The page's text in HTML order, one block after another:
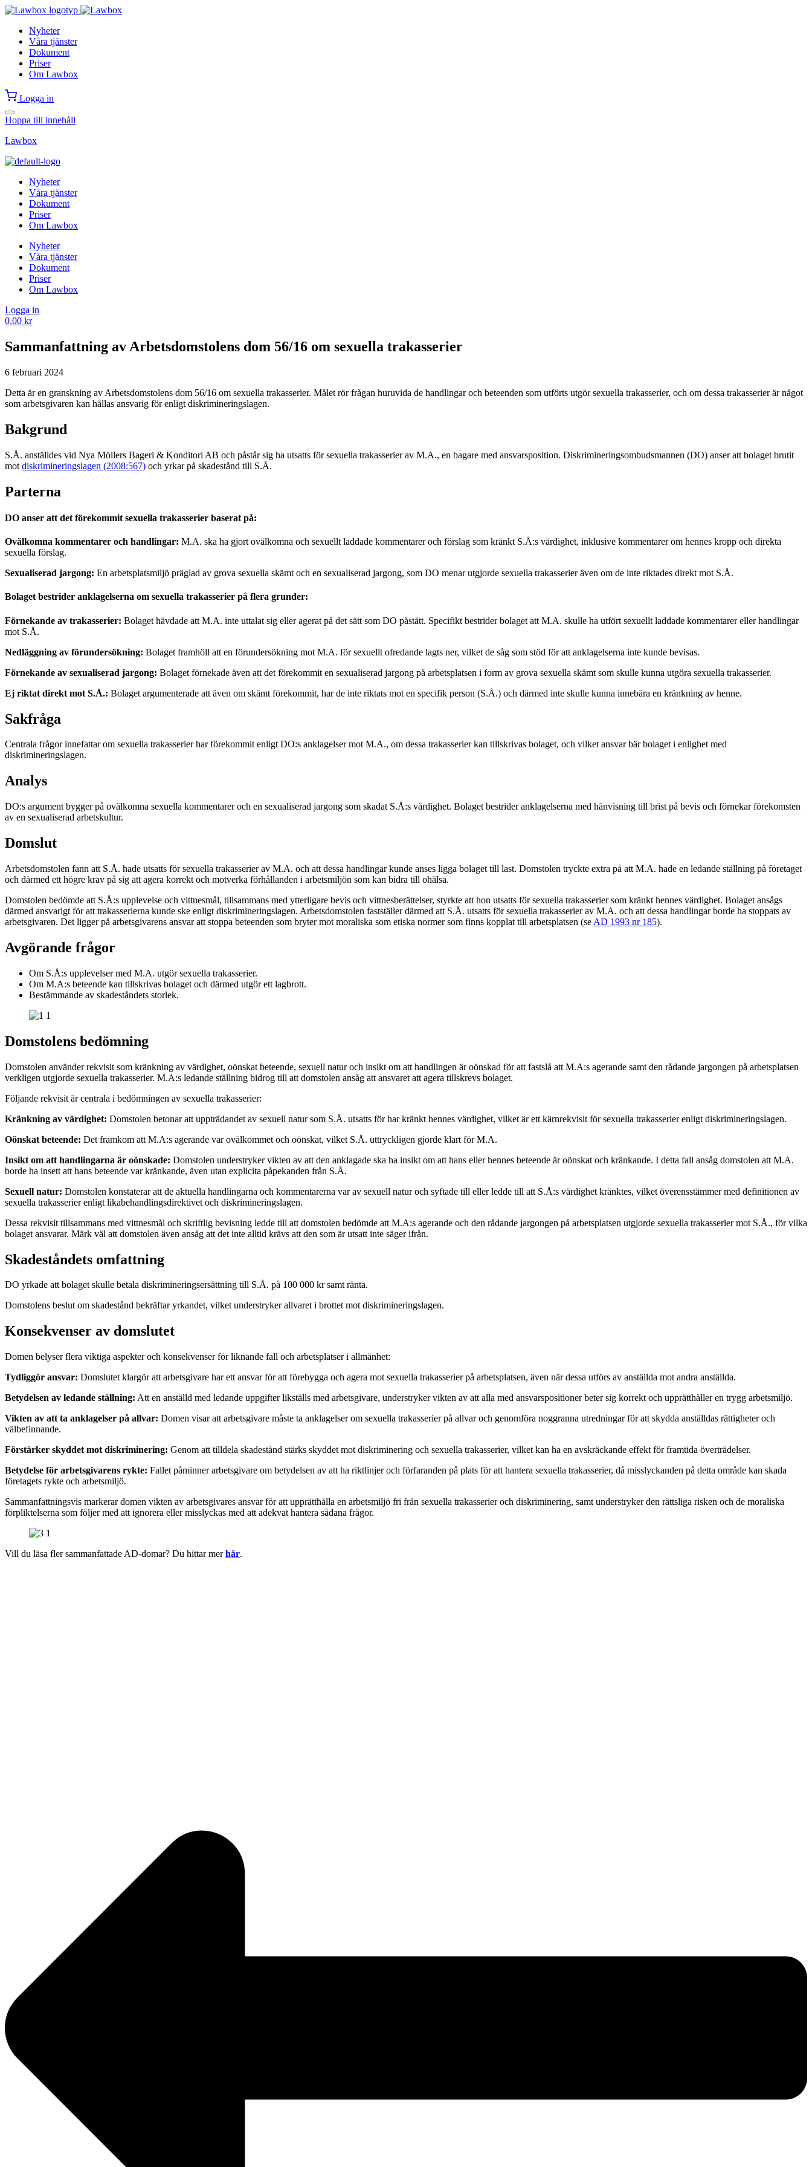
Nyheter
Våra tjänster
Dokument
Priser
Om Lawbox
Logga in
Hoppa till innehåll
Lawbox
Nyheter
Våra tjänster
Dokument
Priser
Om Lawbox
Nyheter
Våra tjänster
Dokument
Priser
Om Lawbox
Logga in
0,00 kr
Sammanfattning av Arbetsdomstolens dom 56/16 om sexuella trakasserier
6 februari 2024
Detta är en granskning av Arbetsdomstolens dom 56/16 om sexuella trakasserier. Målet rör frågan huruvida de handlingar och beteenden som utförts utgör sexuella trakasserier, och om dessa trakasserier är något
som arbetsgivaren kan hållas ansvarig för enligt diskrimineringslagen.
Bakgrund
S.Å. anställdes vid Nya Möllers Bageri & Konditori AB och påstår sig ha utsatts för sexuella trakasserier av M.A., en bagare med ansvarsposition. Diskrimineringsombudsmannen (DO) anser att bolaget brutit
mot diskrimineringslagen (2008:567) och yrkar på skadestånd till S.Å.
Parterna
DO anser att det förekommit sexuella trakasserier baserat på:
Ovälkomna kommentarer och handlingar: M.A. ska ha gjort ovälkomna och sexuellt laddade kommentarer och förslag som kränkt S.Å:s värdighet, inklusive kommentarer om hennes kropp och direkta
sexuella förslag.
Sexualiserad jargong: En arbetsplatsmiljö präglad av grova sexuella skämt och en sexualiserad jargong, som DO menar utgjorde sexuella trakasserier även om de inte riktades direkt mot S.Å.
Bolaget bestrider anklagelserna om sexuella trakasserier på flera grunder:
Förnekande av trakasserier: Bolaget hävdade att M.A. inte uttalat sig eller agerat på det sätt som DO påstått. Specifikt bestrider bolaget att M.A. skulle ha utfört sexuellt laddade kommentarer eller handlingar
mot S.Å.
Nedläggning av förundersökning: Bolaget framhöll att en förundersökning mot M.A. för sexuellt ofredande lagts ner, vilket de såg som stöd för att anklagelserna inte kunde bevisas.
Förnekande av sexualiserad jargong: Bolaget förnekade även att det förekommit en sexualiserad jargong på arbetsplatsen i form av grova sexuella skämt som skulle kunna utgöra sexuella trakasserier.
Ej riktat direkt mot S.Å.: Bolaget argumenterade att även om skämt förekommit, har de inte riktats mot en specifik person (S.Å.) och därmed inte skulle kunna innebära en kränkning av henne.
Sakfråga
Centrala frågor innefattar om sexuella trakasserier har förekommit enligt DO:s anklagelser mot M.A., om dessa trakasserier kan tillskrivas bolaget, och vilket ansvar bär bolaget i enlighet med
diskrimineringslagen.
Analys
DO:s argument bygger på ovälkomna sexuella kommentarer och en sexualiserad jargong som skadat S.Å:s värdighet. Bolaget bestrider anklagelserna med hänvisning till brist på bevis och förnekar förekomsten
av en sexualiserad arbetskultur.
Domslut
Arbetsdomstolen fann att S.Å. hade utsatts för sexuella trakasserier av M.A. och att dessa handlingar kunde anses ligga bolaget till last. Domstolen tryckte extra på att M.A. hade en ledande ställning på företaget
och därmed ett högre krav på sig att agera korrekt och motverka förhållanden i arbetsmiljön som kan bidra till ohälsa.
Domstolen bedömde att S.Å:s upplevelse och vittnesmål, tillsammans med ytterligare bevis och vittnesberättelser, styrkte att hon utsatts för sexuella trakasserier som kränkt hennes värdighet. Bolaget ansågs
därmed ansvarigt för att trakasserierna kunde ske enligt diskrimineringslagen. Arbetsdomstolen fastställer därmed att S.Å. utsatts för sexuella trakasserier av M.A. och att dessa handlingar borde ha stoppats av
arbetsgivaren. Det ligger på arbetsgivarens ansvar att stoppa beteenden som bryter mot moraliska som etiska normer som finns kopplat till arbetsplatsen (se AD 1993 nr 185).
Avgörande frågor
Om S.Å:s upplevelser med M.A. utgör sexuella trakasserier.
Om M.A:s beteende kan tillskrivas bolaget och därmed utgör ett lagbrott.
Bestämmande av skadeståndets storlek.
Domstolens bedömning
Domstolen använder rekvisit som kränkning av värdighet, oönskat beteende, sexuell natur och insikt om att handlingen är oönskad för att fastslå att M.A:s agerande samt den rådande jargongen på arbetsplatsen
verkligen utgjorde sexuella trakasserier. M.A:s ledande ställning bidrog till att domstolen ansåg att ansvaret att agera tillskrevs bolaget.
Följande rekvisit är centrala i bedömningen av sexuella trakasserier:
Kränkning av värdighet: Domstolen betonar att uppträdandet av sexuell natur som S.Å. utsatts för har kränkt hennes värdighet, vilket är ett kärnrekvisit för sexuella trakasserier enligt diskrimineringslagen.
Oönskat beteende: Det framkom att M.A:s agerande var ovälkommet och oönskat, vilket S.Å. uttryckligen gjorde klart för M.A.
Insikt om att handlingarna är oönskade: Domstolen understryker vikten av att den anklagade ska ha insikt om att hans eller hennes beteende är oönskat och kränkande. I detta fall ansåg domstolen att M.A.
borde ha insett att hans beteende var kränkande, även utan explicita påpekanden från S.Å.
Sexuell natur: Domstolen konstaterar att de aktuella handlingarna och kommentarerna var av sexuell natur och syftade till eller ledde till att S.Å:s värdighet kränktes, vilket överensstämmer med definitionen av
sexuella trakasserier enligt likabehandlingsdirektivet och diskrimineringslagen.
Dessa rekvisit tillsammans med vittnesmål och skriftlig bevisning ledde till att domstolen bedömde att M.A:s agerande och den rådande jargongen på arbetsplatsen utgjorde sexuella trakasserier mot S.Å., för vilka
bolaget ansvarar. Märk väl att domstolen även ansåg att det inte alltid krävs att den som är utsatt inte säger ifrån.
Skadeståndets omfattning
DO yrkade att bolaget skulle betala diskrimineringsersättning till S.Å. på 100 000 kr samt ränta.
Domstolens beslut om skadestånd bekräftar yrkandet, vilket understryker allvaret i brottet mot diskrimineringslagen.
Konsekvenser av domslutet
Domen belyser flera viktiga aspekter och konsekvenser för liknande fall och arbetsplatser i allmänhet:
Tydliggör ansvar: Domslutet klargör att arbetsgivare har ett ansvar för att förebygga och agera mot sexuella trakasserier på arbetsplatsen, även när dessa utförs av anställda mot andra anställda.
Betydelsen av ledande ställning: Att en anställd med ledande uppgifter likställs med arbetsgivare, understryker vikten av att alla med ansvarspositioner beter sig korrekt och upprätthåller en trygg arbetsmiljö.
Vikten av att ta anklagelser på allvar: Domen visar att arbetsgivare måste ta anklagelser om sexuella trakasserier på allvar och genomföra noggranna utredningar för att skydda anställdas rättigheter och
välbefinnande.
Förstärker skyddet mot diskriminering: Genom att tilldela skadestånd stärks skyddet mot diskriminering och sexuella trakasserier, vilket kan ha en avskräckande effekt för framtida överträdelser.
Betydelse för arbetsgivarens rykte: Fallet påminner arbetsgivare om betydelsen av att ha riktlinjer och förfaranden på plats för att hantera sexuella trakasserier, då misslyckanden på detta område kan skada
företagets rykte och arbetsmiljö.
Sammanfattningsvis markerar domen vikten av arbetsgivares ansvar för att upprätthålla en arbetsmiljö fri från sexuella trakasserier och diskriminering, samt understryker den rättsliga risken och de moraliska
förpliktelserna som följer med att ignorera eller misslyckas med att adekvat hantera sådana frågor.
Vill du läsa fler sammanfattade AD-domar? Du hittar merhär.